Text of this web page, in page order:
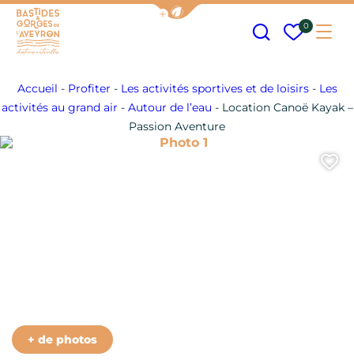
Afficher la barre de navigation
Mes
0
Accueil - Profiter - Les activités sportives et de loisirs- Les
activités au grand air - Autour de l’eau - Location Canoë Kayak –
Passion Aventure
Photo 1
+ de photos